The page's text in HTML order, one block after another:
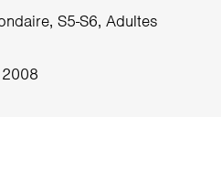
S5-S6, Adultes
2008